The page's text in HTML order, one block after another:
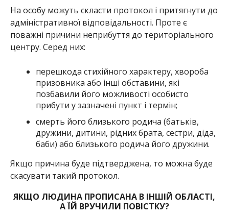
На особу можуть скласти протокол і притягнути до
адміністративної відповідальності. Проте є
поважні причини неприбуття до територіального
центру. Серед них:
перешкода стихійного характеру, хвороба
призовника або інші обставини, які
позбавили його можливості особисто
прибути у зазначені пункт і термін;
смерть його близького родича (батьків,
дружини, дитини, рідних брата, сестри, діда,
баби) або близького родича його дружини.
Якщо причина буде підтверджена, то можна буде
скасувати такий протокол.
ЯКЩО ЛЮДИНА ПРОПИСАНА В ІНШІЙ ОБЛАСТІ,
А ЇЙ ВРУЧИЛИ ПОВІСТКУ?